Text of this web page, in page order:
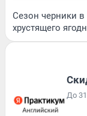
Сезон черники
хрустящего
До